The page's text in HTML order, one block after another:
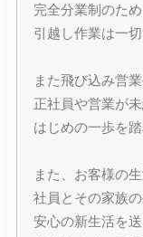
完全分業制のため
引越し作業は一切
また飛び込み営
正社員や営業が
はじめの一歩を
また、お客様の
社員とその家族
安心の新生活を送